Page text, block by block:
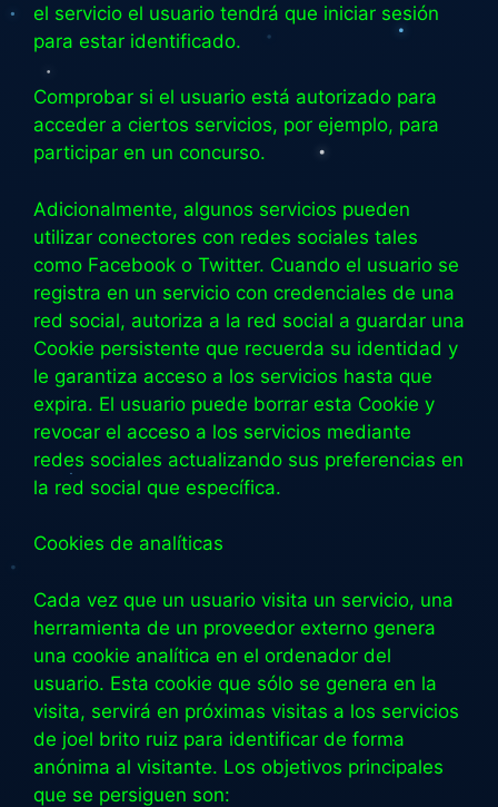
el servicio el usuario tendrá que iniciar sesión
para estar identificado.
Comprobar si el usuario está autorizado para
acceder a ciertos servicios, por ejemplo, para
participar en un concurso.
Adicionalmente, algunos servicios pueden
utilizar conectores con redes sociales tales
como Facebook o Twitter. Cuando el usuario se
registra en un servicio con credenciales de una
red social, autoriza a la red social a guardar una
Cookie persistente que recuerda su identidad y
le garantiza acceso a los servicios hasta que
expira. El usuario puede borrar esta Cookie y
revocar el acceso a los servicios mediante
redes sociales actualizando sus preferencias en
la red social que específica.
Cookies de analíticas
Cada vez que un usuario visita un servicio, una
herramienta de un proveedor externo genera
una cookie analítica en el ordenador del
usuario. Esta cookie que sólo se genera en la
visita, servirá en próximas visitas a los servicios
de joel brito ruiz para identificar de forma
anónima al visitante. Los objetivos principales
que se persiguen son: